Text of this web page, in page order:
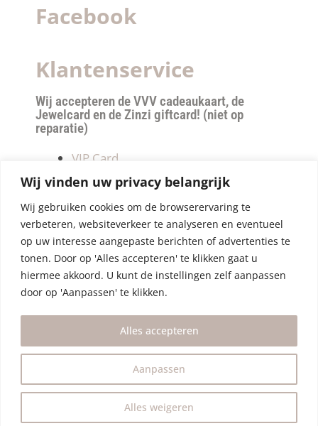
Wij vinden uw privacy belangrijk
Wij gebruiken cookies om de browserervaring te
verbeteren, websiteverkeer te analyseren en eventueel
op uw interesse aangepaste berichten of advertenties te
tonen. Door op 'Alles accepteren' te klikken gaat u
hiermee akkoord. U kunt de instellingen zelf aanpassen
door op 'Aanpassen' te klikken.
Aanpassen
Alles weigeren
Alles accepteren
Facebook
Klantenservice
Wij accepteren de VVV cadeaukaart, de
Jewelcard en de Zinzi giftcard! (niet op
reparatie)
VIP Card
Retourneren
Betalen & verzendkosten
Privacy Policy
Algemene Voorwaarden